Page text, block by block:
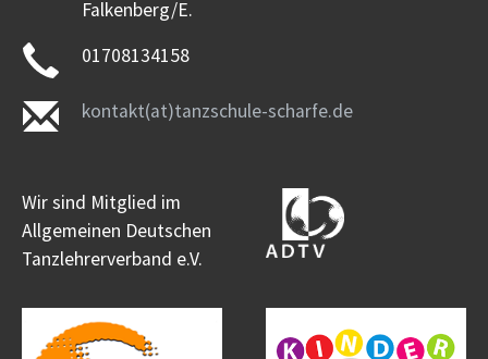
Falkenberg/E.
01708134158
kontakt(at)tanzschule-scharfe.de
Wir sind Mitglied im
Allgemeinen Deutschen
Tanzlehrerverband e.V.